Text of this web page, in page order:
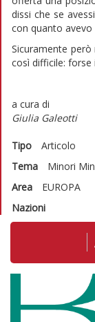
dissi che se
con quanto
Sicuramente
così difficile: forse
a cura di
Giulia Galeotti
Tipo
Articolo
Tema
Minori
Area
EUROPA
Nazioni